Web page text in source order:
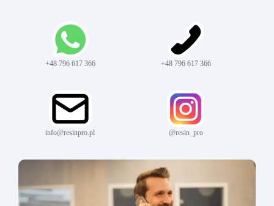
+48 796 617 366 +48 796 617 366
info@resinpro.pl @resin_pro